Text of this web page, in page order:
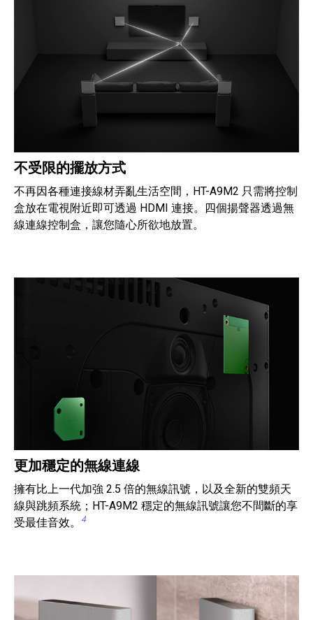
不受限的擺放方式
不再因各種連接線材弄亂生活空間，HT-A9M2 只需將控制
盒放在電視附近即可透過 HDMI 連接。四個揚聲器透過無
線連線控制盒，讓您隨心所欲地放置。
更加穩定的無線連線
擁有比上一代加強 2.5 倍的無線訊號，以及全新的雙頻天
線與跳頻系統；HT-A9M2 穩定的無線訊號讓您不間斷的享
受最佳音效。
4